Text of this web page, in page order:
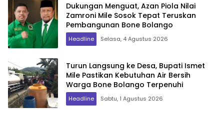
Dukungan Menguat, Azan Piola Nilai
Zamroni Mile Sosok Tepat Teruskan
Pembangunan Bone Bolango
Headline Selasa, 4 Agustus 2026
Turun Langsung ke Desa, Bupati Ismet
Mile Pastikan Kebutuhan Air Bersih
Warga Bone Bolango Terpenuhi
Headline Sabtu, 1 Agustus 2026